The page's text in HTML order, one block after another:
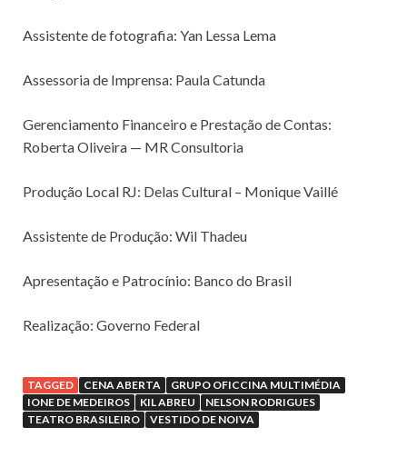
Assistente de fotografia: Yan Lessa Lema
Assessoria de Imprensa: Paula Catunda
Gerenciamento Financeiro e Prestação de Contas:
Roberta Oliveira — MR Consultoria
Produção Local RJ: Delas Cultural – Monique Vaillé
Assistente de Produção: Wil Thadeu
Apresentação e Patrocínio: Banco do Brasil
Realização: Governo Federal
TAGGED CENA ABERTA
GRUPO OFICCINA MULTIMÉDIA
IONE DE MEDEIROS
KIL ABREU
NELSON RODRIGUES
TEATRO BRASILEIRO
VESTIDO DE NOIVA